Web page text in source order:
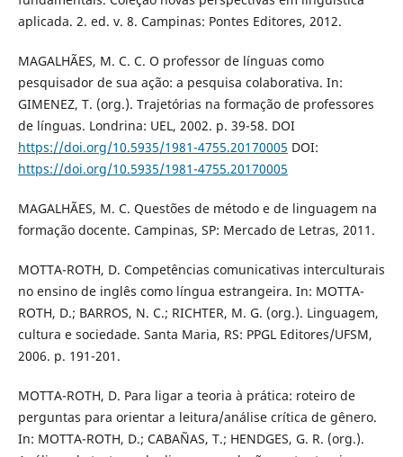
aplicada. 2. ed. v. 8. Campinas: Pontes Editores, 2012.
MAGALHÃES, M. C. C. O professor de línguas como
pesquisador de sua ação: a pesquisa colaborativa. In:
GIMENEZ, T. (org.). Trajetórias na formação de professores
de línguas. Londrina: UEL, 2002. p. 39-58. DOI
https://doi.org/10.5935/1981-4755.20170005 DOI:
https://doi.org/10.5935/1981-4755.20170005
MAGALHÃES, M. C. Questões de método e de linguagem na
formação docente. Campinas, SP: Mercado de Letras, 2011.
MOTTA-ROTH, D. Competências comunicativas interculturais
no ensino de inglês como língua estrangeira. In: MOTTA-
ROTH, D.; BARROS, N. C.; RICHTER, M. G. (org.). Linguagem,
cultura e sociedade. Santa Maria, RS: PPGL Editores/UFSM,
2006. p. 191-201.
MOTTA-ROTH, D. Para ligar a teoria à prática: roteiro de
perguntas para orientar a leitura/análise crítica de gênero.
In: MOTTA-ROTH, D.; CABAÑAS, T.; HENDGES, G. R. (org.).